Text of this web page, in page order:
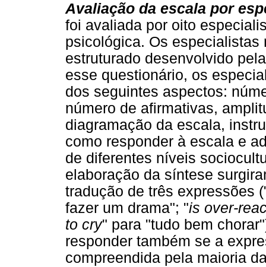
Avaliação da escala por
foi avaliada por oito
psicológica. Os especialistas
estruturado desenvolvido
esse questionário, os
dos seguintes aspectos:
número de afirmativas,
diagramação da escala,
como responder à escala e
de diferentes níveis
elaboração da síntese
tradução de três expressões
fazer um drama"; "is over-
to cry" para "tudo bem
responder também se a
compreendida pela maioria